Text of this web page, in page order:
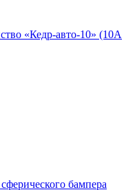
«Кедр-авто-10» (10A